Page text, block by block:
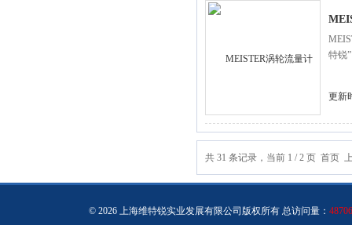
特锐
更新
共 31 条记录，当前 1 / 2 页 首页
© 2026 上海维特锐实业发展有限公司版权所有 总访问量：